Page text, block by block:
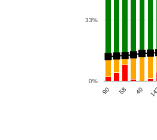
90 58 40
0%
33%